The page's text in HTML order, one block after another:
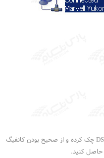
مقادیر VPI/VCI را در کنسول DSL CPE چک کرده و از صحیح بودن کانفیگ
حاصل کنید.